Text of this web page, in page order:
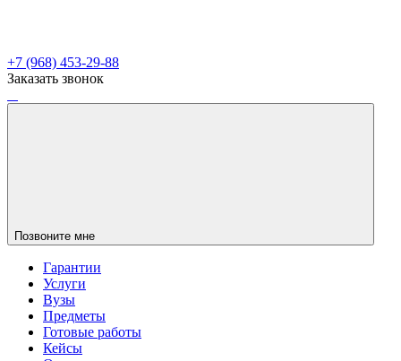
+7 (968) 453-29-88
Заказать звонок
Позвоните мне
Гарантии
Услуги
Вузы
Предметы
Готовые работы
Кейсы